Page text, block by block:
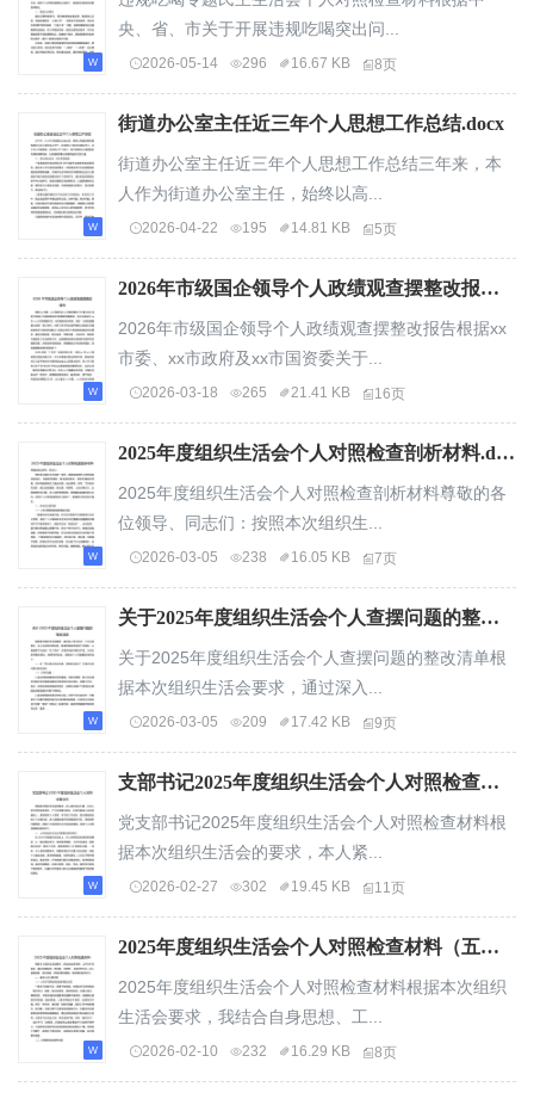
央、省、市关于开展违规吃喝突出问...
2026-05-14 296 16.67 KB 8页
街道办公室主任近三年个人思想工作总结.docx
街道办公室主任近三年个人思想工作总结三年来，本
人作为街道办公室主任，始终以高...
2026-04-22 195 14.81 KB 5页
2026年市级国企领导个人政绩观查摆整改报告.docx
2026年市级国企领导个人政绩观查摆整改报告根据xx
市委、xx市政府及xx市国资委关于...
2026-03-18 265 21.41 KB 16页
2025年度组织生活会个人对照检查剖析材料.docx
2025年度组织生活会个人对照检查剖析材料尊敬的各
位领导、同志们：按照本次组织生...
2026-03-05 238 16.05 KB 7页
关于2025年度组织生活会个人查摆问题的整改清单.docx
关于2025年度组织生活会个人查摆问题的整改清单根
据本次组织生活会要求，通过深入...
2026-03-05 209 17.42 KB 9页
支部书记2025年度组织生活会个人对照检查材料.docx
党支部书记2025年度组织生活会个人对照检查材料根
据本次组织生活会的要求，本人紧...
2026-02-27 302 19.45 KB 11页
2025年度组织生活会个人对照检查材料（五个方面）.docx
2025年度组织生活会个人对照检查材料根据本次组织
生活会要求，我结合自身思想、工...
2026-02-10 232 16.29 KB 8页